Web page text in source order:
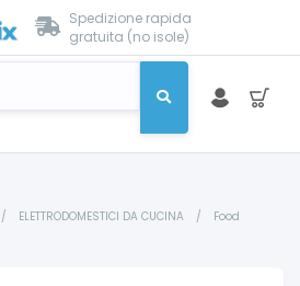
Spedizione rapida
gratuita (no isole)
/ ELETTRODOMESTICI DA CUCINA /
Food